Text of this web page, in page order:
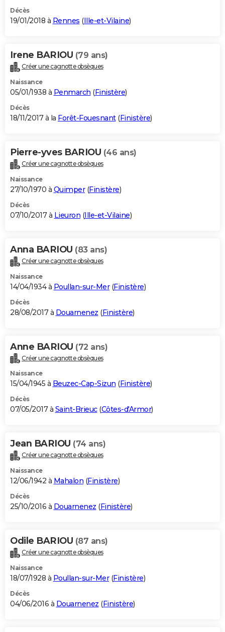
Décès
19/01/2018 à Rennes (Ille-et-Vilaine)
Irene BARIOU (79 ans)
Créer une cagnotte obsèques
Naissance
05/01/1938 à Penmarch (Finistère)
Décès
18/11/2017 à la Forêt-Fouesnant(Finistère)
Pierre-yves BARIOU (46 ans)
Créer une cagnotte obsèques
Naissance
27/10/1970 à Quimper(Finistère)
Décès
07/10/2017 à Lieuron (Ille-et-Vilaine)
Anna BARIOU (83 ans)
Créer une cagnotte obsèques
Naissance
14/04/1934 à Poullan-sur-Mer(Finistère)
Décès
28/08/2017 à Douarnenez (Finistère)
Anne BARIOU (72 ans)
Créer une cagnotte obsèques
Naissance
15/04/1945 à Beuzec-Cap-Sizun (Finistère)
Décès
07/05/2017 à Saint-Brieuc(Côtes-d'Armor)
Jean BARIOU (74 ans)
Créer une cagnotte obsèques
Naissance
12/06/1942 à Mahalon (Finistère)
Décès
25/10/2016 à Douarnenez (Finistère)
Odile BARIOU (87 ans)
Créer une cagnotte obsèques
Naissance
18/07/1928 à Poullan-sur-Mer(Finistère)
Décès
04/06/2016 à Douarnenez (Finistère)